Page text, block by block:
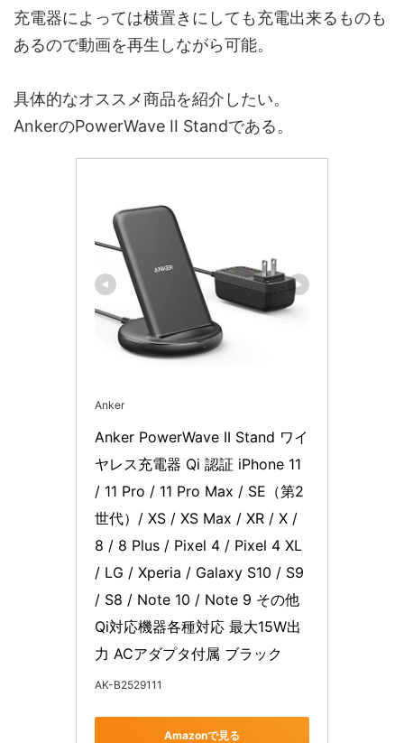
充電器によっては横置きにしても充電出来るものも
あるので動画を再生しながら可能。
具体的なオススメ商品を紹介したい。
AnkerのPowerWave II Standである。
Anker
Anker PowerWave II Stand ワイ
ヤレス充電器 Qi 認証 iPhone 11
/ 11 Pro / 11 Pro Max / SE（第2
世代）/ XS / XS Max / XR / X /
8 / 8 Plus / Pixel 4 / Pixel 4 XL
/ LG / Xperia / Galaxy S10 / S9
/ S8 / Note 10 / Note 9 その他
Qi対応機器各種対応 最大15W出
力 ACアダプタ付属 ブラック
AK-B2529111
Amazonで見る